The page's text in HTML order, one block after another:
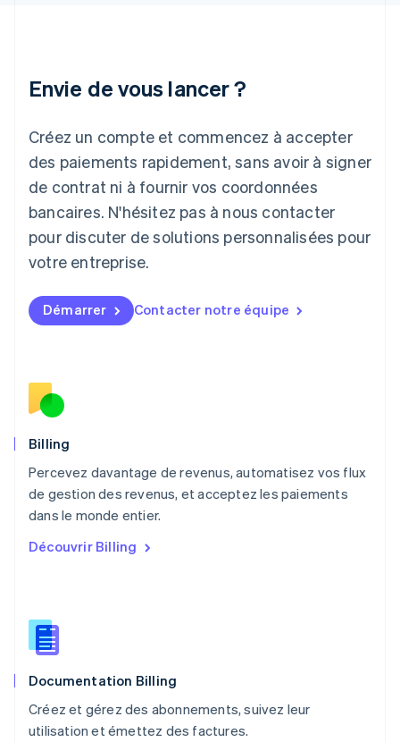
Envie de vous lancer ?
Créez un compte et commencez à accepter
des paiements rapidement, sans avoir à signer
de contrat ni à fournir vos coordonnées
bancaires. N'hésitez pas à nous contacter
pour discuter de solutions personnalisées pour
votre entreprise.
Démarrer Contacter notre équipe
Billing
Percevez davantage de revenus, automatisez vos flux
de gestion des revenus, et acceptez les paiements
dans le monde entier.
Découvrir Billing
Documentation Billing
Créez et gérez des abonnements, suivez leur
utilisation et émettez des factures.
Japon
Lettonie
English
Liechtenstein
DeutschEnglish
Lituanie
Luxembourg
FrançaisDeutschEnglish
English简体中文
Malte
English
Nouvelle-Zélande
English
NederlandsEnglish
Pologne
English
Português English
English
Roumanie
Royaume-Uni
Singapour
English 简体中文